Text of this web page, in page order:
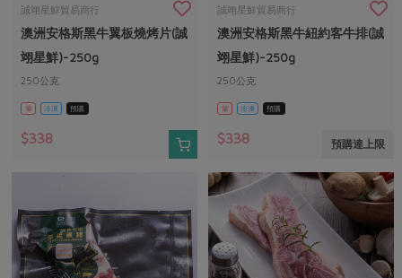
水畜加工品
調理食材・點心
調味醬料/南北貨 烘焙
居家好物
美妝保養 個人清潔
料理方式
烘焙．點心
醬料
湯品．鍋物
飲品
合作25-經典快閃最後一週
合作25-精選產品第四彈
合作25-精選產品第三彈
更多當季產品
議題活動
主婦聯盟X樂齡網特約優惠案
30%rPET紅烏龍茶
廚房瑜伽
關注議題
減硝酸鹽
減添加物 減塑減廢
公益金 食農教育
更多議題
產品檢驗
自主把關
檢驗報告
硝酸鹽檢驗
社員權益
合作社法規
社務專區
誠翊星鮮貿易商行
澳洲安格斯黑牛翼板燒烤片(誠
翊星鮮)-250g
250公克
葷 冷凍 預購
$338
誠翊星鮮貿易商行
澳洲安格斯黑牛紐約客牛排(誠
翊星鮮)-250g
250公克
葷 冷凍 預購
$338 預購達上限